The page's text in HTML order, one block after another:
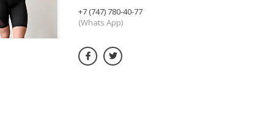
+7 (747) 780-40-77
(Whats App)